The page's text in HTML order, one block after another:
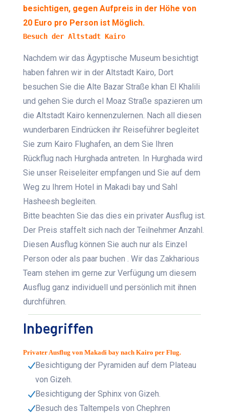
besichtigen, gegen Aufpreis in der Höhe von
20 Euro pro Person ist Möglich.
Besuch der Altstadt Kairo
Nachdem wir das Ägyptische Museum besichtigt
haben fahren wir in der Altstadt Kairo, Dort
besuchen Sie die Alte Bazar Straße khan El Khalili
und gehen Sie durch el Moaz Straße spazieren um
die Altstadt Kairo kennenzulernen. Nach all diesen
wunderbaren Eindrücken ihr Reiseführer begleitet
Sie zum Kairo Flughafen, an dem Sie Ihren
Rückflug nach Hurghada antreten. In Hurghada wird
Sie unser Reiseleiter empfangen und Sie auf dem
Weg zu Ihrem Hotel in Makadi bay und Sahl
Hasheesh begleiten.
Bitte beachten Sie das dies ein privater Ausflug ist.
Der Preis staffelt sich nach der Teilnehmer Anzahl.
Diesen Ausflug können Sie auch nur als Einzel
Person oder als paar buchen . Wir das Zakharious
Team stehen im gerne zur Verfügung um diesem
Ausflug ganz individuell und persönlich mit ihnen
durchführen.
Inbegriffen
Privater Ausflug von Makadi bay nach Kairo per Flug.
Besichtigung der Pyramiden auf dem Plateau
von Gizeh.
Besichtigung der Sphinx von Gizeh.
Besuch des Taltempels von Chephren